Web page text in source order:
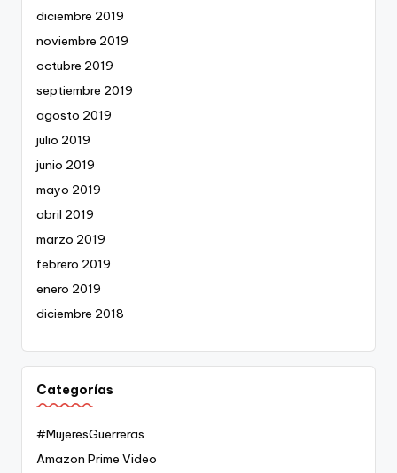
diciembre 2019
noviembre 2019
octubre 2019
septiembre 2019
agosto 2019
julio 2019
junio 2019
mayo 2019
abril 2019
marzo 2019
febrero 2019
enero 2019
diciembre 2018
Categorías
#MujeresGuerreras
Amazon Prime Video